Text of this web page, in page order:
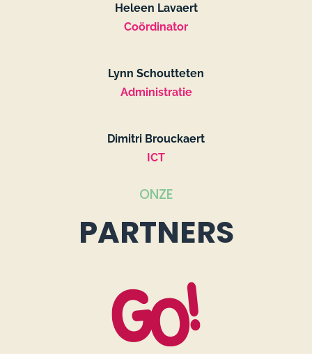
Heleen Lavaert
Coördinator
Lynn Schoutteten
Administratie
Dimitri Brouckaert
ICT
ONZE
PARTNERS